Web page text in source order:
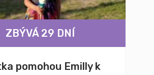
ZBÝVÁ 29 DNÍ
pomohou Emilly k